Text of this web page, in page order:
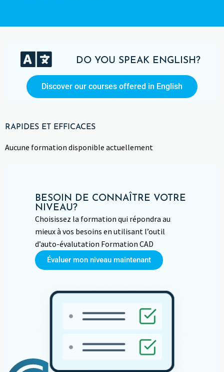
DO YOU SPEAK ENGLISH?
Discover our courses offered in English
RAPIDES ET EFFICACES
Aucune formation disponible actuellement
BESOIN DE CONNAÎTRE VOTRE
NIVEAU?
Choisissez la formation qui répondra au
mieux à vos besoins en utilisant l’outil
d’auto-évalutation Formation CAD
Évaluer mon niveau maintenant